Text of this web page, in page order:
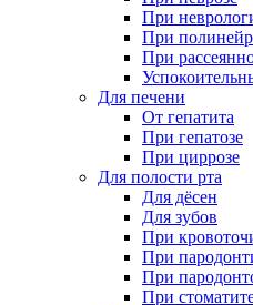
При
При
При
Для печени
От гепатита
При гепатозе
При циррозе
Для полости рта
Для дёсен
Для зубов
При
При
При
При